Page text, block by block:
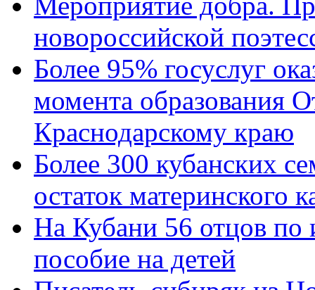
новороссийской
Более 95% госуслуг
момента образования
Краснодарскому краю
Более 300 кубанских
остаток материнского
На Кубани 56 отцов по
пособие на детей